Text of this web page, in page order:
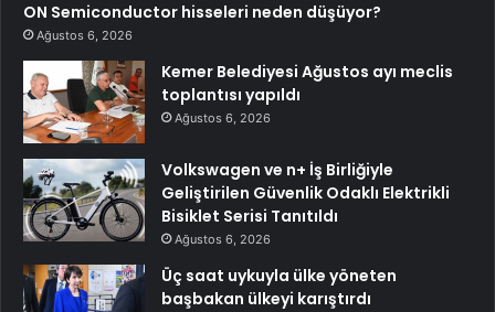
ON Semiconductor hisseleri neden düşüyor?
Ağustos 6, 2026
Kemer Belediyesi Ağustos ayı meclis
toplantısı yapıldı
Ağustos 6, 2026
Volkswagen ve n+ İş Birliğiyle
Geliştirilen Güvenlik Odaklı Elektrikli
Bisiklet Serisi Tanıtıldı
Ağustos 6, 2026
Üç saat uykuyla ülke yöneten
başbakan ülkeyi karıştırdı